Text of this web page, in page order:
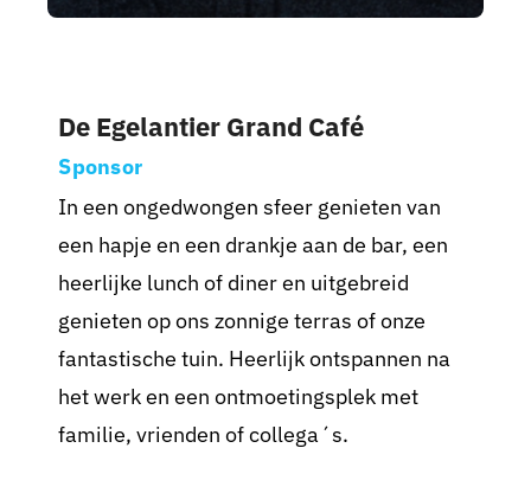
Sponsoren
Lid worden
Zoeken
naar:
De Egelantier Grand Café
Sponsor
In een ongedwongen sfeer genieten van
een hapje en een drankje aan de bar, een
heerlijke lunch of diner en uitgebreid
genieten op ons zonnige terras of onze
fantastische tuin. Heerlijk ontspannen na
het werk en een ontmoetingsplek met
familie, vrienden of collega´s.